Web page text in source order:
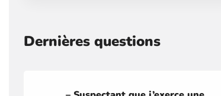
Dernières questions